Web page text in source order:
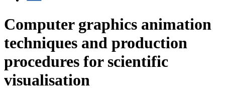
Computer graphics animation
techniques and production
procedures for scientific
visualisation